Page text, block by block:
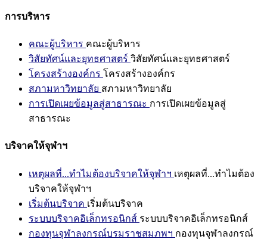
การบริหาร
คณะผู้บริหาร คณะผู้บริหาร
วิสัยทัศน์และยุทธศาสตร์ วิสัยทัศน์และยุทธศาสตร์
โครงสร้างองค์กร โครงสร้างองค์กร
สภามหาวิทยาลัย สภามหาวิทยาลัย
การเปิดเผยข้อมูลสู่สาธารณะ การเปิดเผยข้อมูลสู่
สาธารณะ
บริจาคให้จุฬาฯ
เหตุผลที่...ทำไมต้องบริจาคให้จุฬาฯ เหตุผลที่...ทำไมต้อง
บริจาคให้จุฬาฯ
เริ่มต้นบริจาค เริ่มต้นบริจาค
ระบบบริจาคอิเล็กทรอนิกส์ ระบบบริจาคอิเล็กทรอนิกส์
กองทุนจุฬาลงกรณ์บรมราชสมภพฯ กองทุนจุฬาลงกรณ์